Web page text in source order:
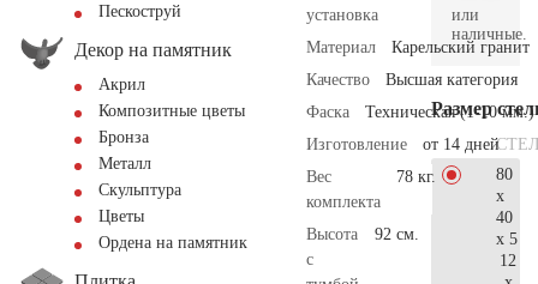
Пескоструй
Декор на памятник
Акрил
Композитные цветы
Бронза
Металл
Скульптура
Цветы
Ордена на памятник
установка
Материал
Карельский гранит
Качество
Высшая категория
Фаска
Техническая (1-10 мм.)
Изготовление
от 14 дней
Вес
комплекта
78 кг.
Высота
с
92 см.
или
наличные.
Размер
80
x
40
x 5
12